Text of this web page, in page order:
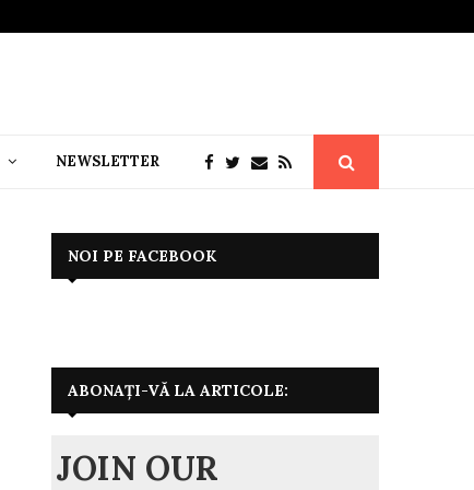
NEWSLETTER
NOI PE FACEBOOK
ABONAȚI-VĂ LA ARTICOLE:
JOIN OUR